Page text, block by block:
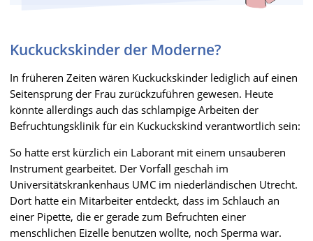
Kuckuckskinder der Moderne?
In früheren Zeiten wären Kuckuckskinder lediglich auf einen
Seitensprung der Frau zurückzuführen gewesen. Heute
könnte allerdings auch das schlampige Arbeiten der
Befruchtungsklinik für ein Kuckuckskind verantwortlich sein:
So hatte erst kürzlich ein Laborant mit einem unsauberen
Instrument gearbeitet. Der Vorfall geschah im
Universitätskrankenhaus UMC im niederländischen Utrecht.
Dort hatte ein Mitarbeiter entdeckt, dass im Schlauch an
einer Pipette, die er gerade zum Befruchten einer
menschlichen Eizelle benutzen wollte, noch Sperma war.